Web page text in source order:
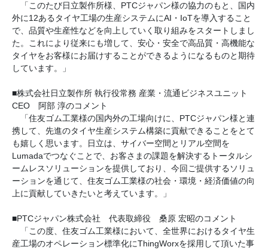
「このたび日立製作所様、PTCジャパン様の協力のもと、国内
外に12あるタイヤ工場の生産システムにAI・IoTを導入すること
で、品質や生産性などを向上していく取り組みをスタートしまし
た。これにより従来にも増して、安心・安全で高品質・高機能な
タイヤをお客様にお届けすることができるようになるものと期待
しています。」
■株式会社日立製作所 執行役常務 産業・流通ビジネスユニット
CEO 阿部 淳のコメント
「住友ゴム工業様の国内外の工場向けに、PTCジャパン様と連
携して、先進のタイヤ生産システム構築に貢献できることをとて
も嬉しく思います。日立は、サイバー空間とリアル空間を
Lumadaでつなぐことで、お客さまの課題を解決するトータルシ
ームレスソリューションを提供しており、今回ご提供するソリュ
ーションを通じて、住友ゴム工業様の社会・環境・経済価値の向
上に貢献していきたいと考えています。」
■PTCジャパン株式会社 代表取締役 桑原 宏昭のコメント
「この度、住友ゴム工業様において、全世界におけるタイヤ生
産工場のオペレーション標準化にThingWorxを採用して頂いた事